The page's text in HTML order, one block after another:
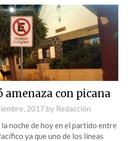
amenaza con picana
2017 by Redacción
noche de hoy en el partido entre
ya que uno de los líneas